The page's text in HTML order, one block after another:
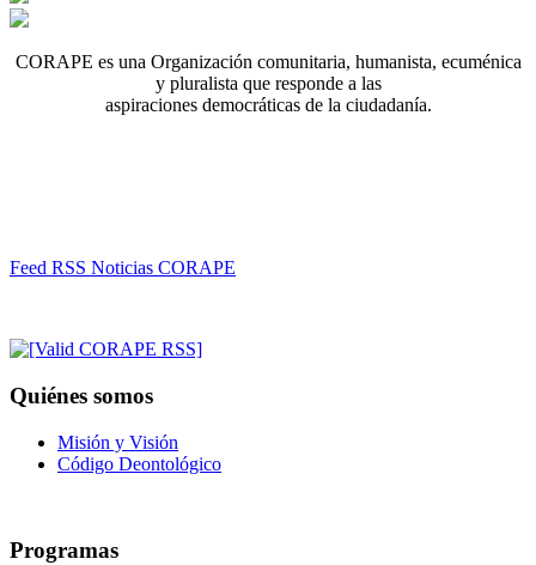
CORAPE es una Organización comunitaria, humanista, ecuménica
y pluralista que responde a las
aspiraciones democráticas de la ciudadanía.
Feed RSS Noticias CORAPE
Quiénes somos
Misión y Visión
Código Deontológico
Programas